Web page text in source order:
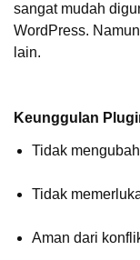
sangat mudah
WordPress.
lain.
Keunggulan
Tidak
Tidak
Aman dari